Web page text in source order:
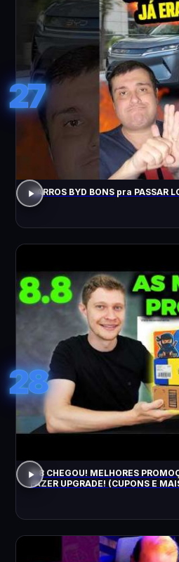
27
CARROS BYD BONS pra PASSAR
28
8.8 CHEGOU! MELHORES
FAZER UPGRADE! (CUPONS E